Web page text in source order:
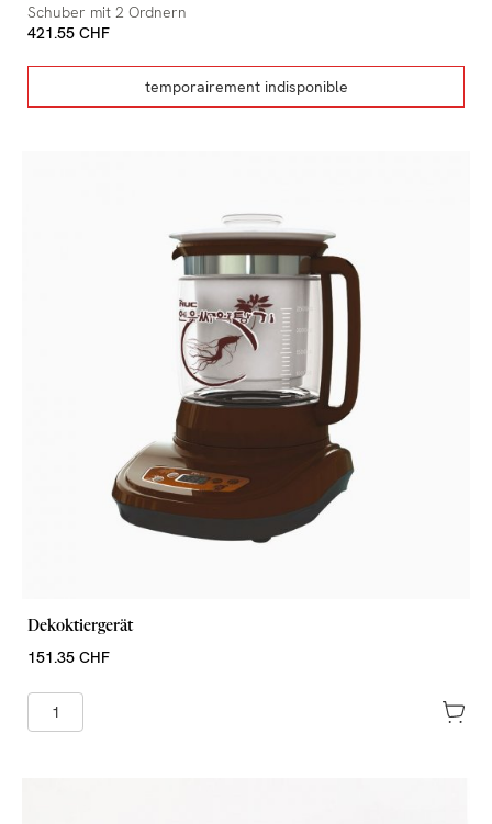
Schuber mit 2 Ordnern
421.55 CHF
temporairement indisponible
Dekoktiergerät
151.35 CHF